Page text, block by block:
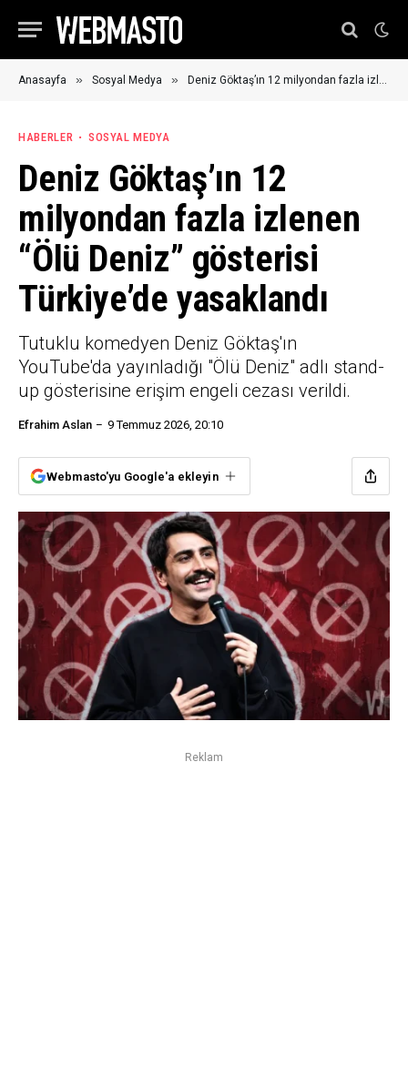
Anasayfa » Sosyal Medya » Deniz Göktaş’ın 12 milyondan fazla izlenen “Ölü Deniz” gösterisi Türkiye’de yasaklandı
HABERLER SOSYAL MEDYA
Deniz Göktaş’ın 12
milyondan fazla izlenen
“Ölü Deniz” gösterisi
Türkiye’de yasaklandı
Tutuklu komedyen Deniz Göktaş'ın
YouTube'da yayınladığı "Ölü Deniz" adlı stand-
up gösterisine erişim engeli cezası verildi.
Efrahim Aslan 9 Temmuz 2026, 20:10
Webmasto'yu Google'a ekleyin
Reklam